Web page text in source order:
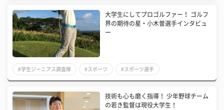
大学生にしてプロゴルファー！ ゴルフ
界の期待の星・小木曽選手インタビュ
ー
#学生ジーニアス調査隊 #スポーツ #スポーツ選手
技術も心も磨く指導！ 少年野球チーム
の若き監督は現役大学生！